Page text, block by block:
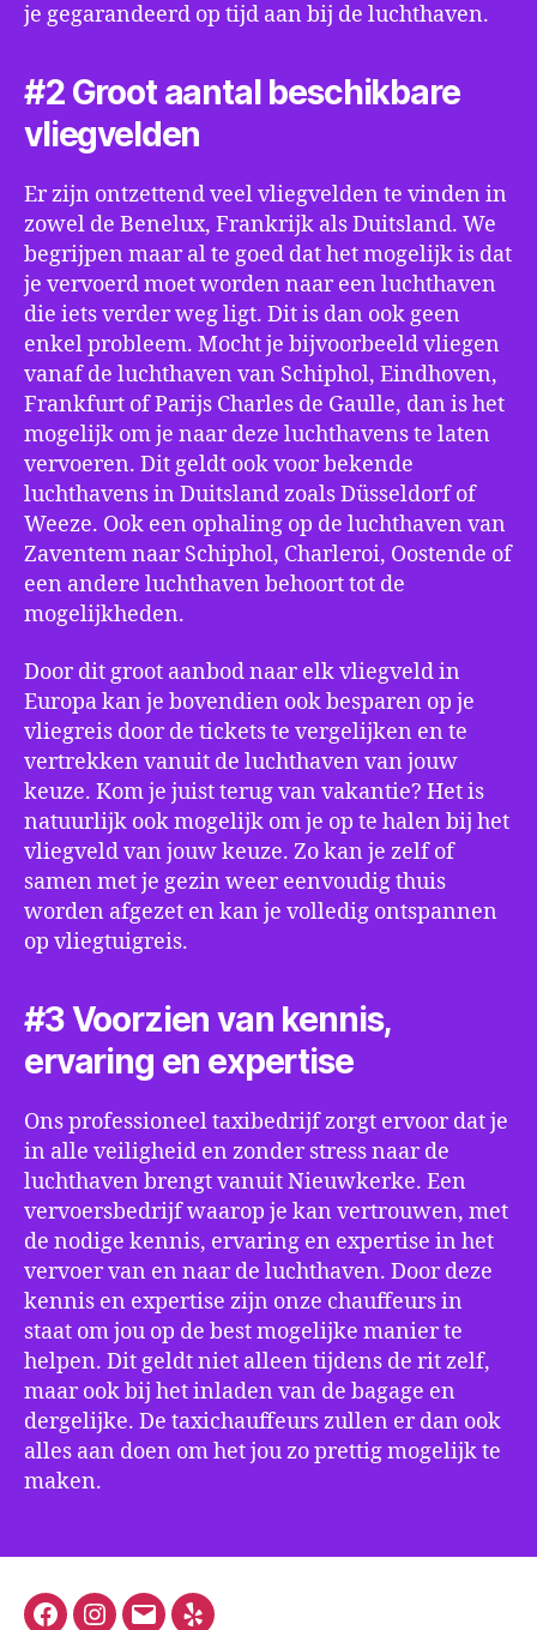
je gegarandeerd op tijd aan bij de luchthaven.
#2 Groot aantal beschikbare
vliegvelden
Er zijn ontzettend veel vliegvelden te vinden in
zowel de Benelux, Frankrijk als Duitsland. We
begrijpen maar al te goed dat het mogelijk is dat
je vervoerd moet worden naar een luchthaven
die iets verder weg ligt. Dit is dan ook geen
enkel probleem. Mocht je bijvoorbeeld vliegen
vanaf de luchthaven van Schiphol, Eindhoven,
Frankfurt of Parijs Charles de Gaulle, dan is het
mogelijk om je naar deze luchthavens te laten
vervoeren. Dit geldt ook voor bekende
luchthavens in Duitsland zoals Düsseldorf of
Weeze. Ook een ophaling op de luchthaven van
Zaventem naar Schiphol, Charleroi, Oostende of
een andere luchthaven behoort tot de
mogelijkheden.
Door dit groot aanbod naar elk vliegveld in
Europa kan je bovendien ook besparen op je
vliegreis door de tickets te vergelijken en te
vertrekken vanuit de luchthaven van jouw
keuze. Kom je juist terug van vakantie? Het is
natuurlijk ook mogelijk om je op te halen bij het
vliegveld van jouw keuze. Zo kan je zelf of
samen met je gezin weer eenvoudig thuis
worden afgezet en kan je volledig ontspannen
op vliegtuigreis.
#3 Voorzien van kennis,
ervaring en expertise
Ons professioneel taxibedrijf zorgt ervoor dat je
in alle veiligheid en zonder stress naar de
luchthaven brengt vanuit Nieuwkerke. Een
vervoersbedrijf waarop je kan vertrouwen, met
de nodige kennis, ervaring en expertise in het
vervoer van en naar de luchthaven. Door deze
kennis en expertise zijn onze chauffeurs in
staat om jou op de best mogelijke manier te
helpen. Dit geldt niet alleen tijdens de rit zelf,
maar ook bij het inladen van de bagage en
dergelijke. De taxichauffeurs zullen er dan ook
alles aan doen om het jou zo prettig mogelijk te
maken.